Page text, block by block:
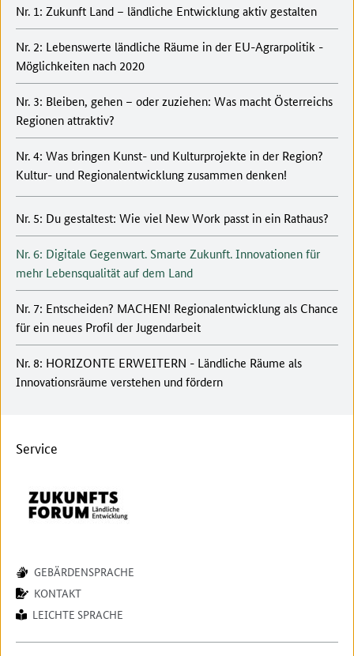
Nr. 1: Zukunft Land – ländliche Entwicklung aktiv gestalten
Nr. 2: Lebenswerte ländliche Räume in der EU-Agrarpolitik -
Möglichkeiten nach 2020
Nr. 3: Bleiben, gehen – oder zuziehen: Was macht Österreichs
Regionen attraktiv?
Nr. 4: Was bringen Kunst- und Kulturprojekte in der Region?
Kultur- und Regionalentwicklung zusammen denken!
Nr. 5: Du gestaltest: Wie viel New Work passt in ein Rathaus?
Nr. 6: Digitale Gegenwart. Smarte Zukunft. Innovationen für
mehr Lebensqualität auf dem Land
Nr. 7: Entscheiden? MACHEN! Regionalentwicklung als Chance
für ein neues Profil der Jugendarbeit
Nr. 8: HORIZONTE ERWEITERN - Ländliche Räume als
Innovationsräume verstehen und fördern
Service
GEBÄRDENSPRACHE
KONTAKT
LEICHTE SPRACHE